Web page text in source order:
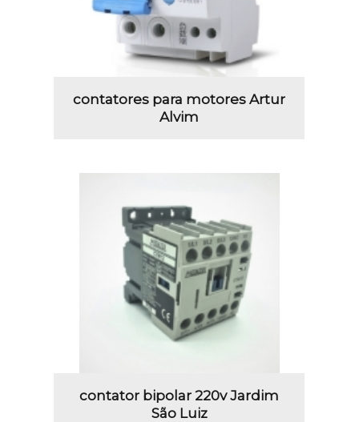
contatores para motores Artur
Alvim
contator bipolar 220v Jardim
São Luiz